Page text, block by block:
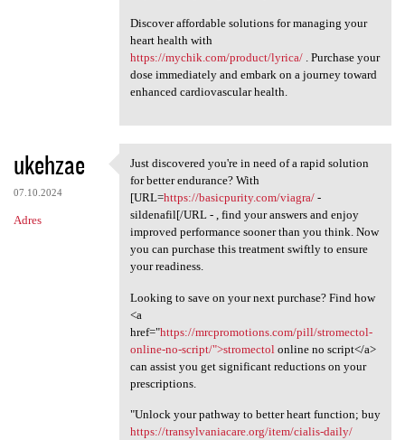
Discover affordable solutions for managing your
heart health with
https://mychik.com/product/lyrica/. Purchase your
dose immediately and embark on a journey toward
enhanced cardiovascular health.
ukehzae
07.10.2024
Adres
Just discovered you're in
Just discovered you're in need of a rapid solution
for better endurance? With
[URL=https://basicpurity.com/viagra/-
sildenafil[/URL - , find your answers and enjoy
improved performance sooner than you think. Now
you can purchase this treatment swiftly to ensure
your readiness.
Looking to save on your next purchase? Find how
<a
href="https://mrcpromotions.com/pill/stromectol-
online-no-script/">stromectol online no script</a>
can assist you get significant reductions on your
prescriptions.
"Unlock your pathway to better heart function; buy
https://transylvaniacare.org/item/cialis-daily/